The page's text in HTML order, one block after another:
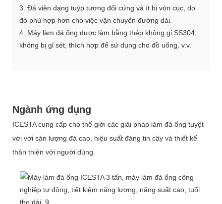
3. Đá viên dạng tuýp tương đối cứng và ít bị vón cục, do
đó phù hợp hơn cho việc vận chuyển đường dài.
4. Máy làm đá ống được làm bằng thép không gỉ SS304,
không bị gỉ sét, thích hợp để sử dụng cho đồ uống, v.v.
Ngành ứng dụng
ICESTA cung cấp cho thế giới các giải pháp làm đá ống tuyệt
vời với sản lượng đá cao, hiệu suất đáng tin cậy và thiết kế
thân thiện với người dùng.